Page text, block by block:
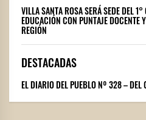
VILLA SANTA ROSA SERÁ SEDE DEL
EDUCACIÓN CON PUNTAJE DOCENTE
REGIÓN
DESTACADAS
EL DIARIO DEL PUEBLO Nº 328 –